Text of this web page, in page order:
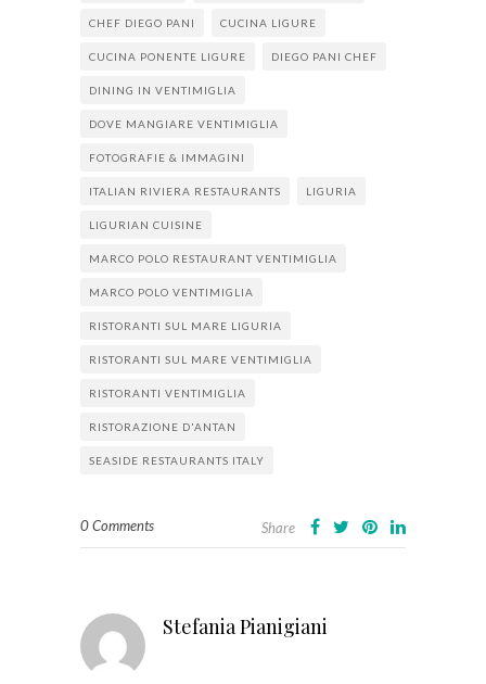
CHEF DIEGO PANI CUCINA LIGURE
CUCINA PONENTE LIGURE DIEGO PANI CHEF
DINING IN VENTIMIGLIA
DOVE MANGIARE VENTIMIGLIA
FOTOGRAFIE & IMMAGINI
ITALIAN RIVIERA RESTAURANTS LIGURIA
LIGURIAN CUISINE
MARCO POLO RESTAURANT VENTIMIGLIA
MARCO POLO VENTIMIGLIA
RISTORANTI SUL MARE LIGURIA
RISTORANTI SUL MARE VENTIMIGLIA
RISTORANTI VENTIMIGLIA
RISTORAZIONE D'ANTAN
SEASIDE RESTAURANTS ITALY
0 Comments Share
Stefania Pianigiani